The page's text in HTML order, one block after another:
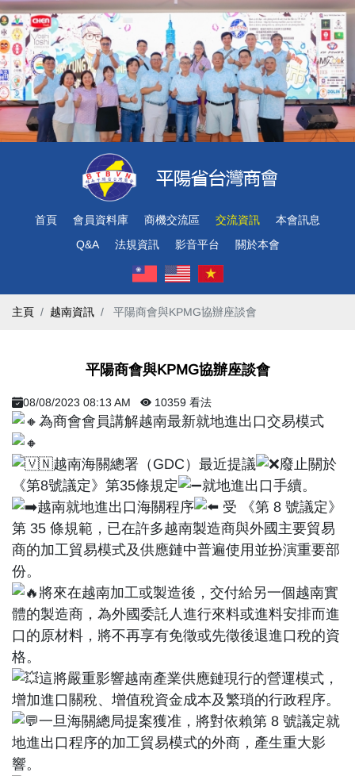
首頁 會員資料庫 商機交流區 交流資訊
本會訊息
Q&A
法規資訊 影音平台 關於本會
主頁 越南資訊 ​ 平陽商會與KPMG協辦座談會 ​
​ 平陽商會與KPMG協辦座談會 ​
08/08/2023 08:13 AM 10359 看法
為商會會員講解越南最新就地進出口交易模式
越南海關總署（GDC）最近提議
廢止關於
《第8號議定》第35條規定
就地進出口手續。
越南就地進出口海關程序
受 《第 8 號議定》
第 35 條規範，已在許多越南製造商與外國主要貿易
商的加工貿易模式及供應鏈中普遍使用並扮演重要部
份。
將來在越南加工或製造後，交付給另一個越南實
體的製造商，為外國委託人進行來料或進料安排而進
口的原材料，將不再享有免徵或先徵後退進口稅的資
格。
這將嚴重影響越南產業供應鏈現行的營運模式，
增加進口關稅、增值稅資金成本及繁瑣的行政程序。
一旦海關總局提案獲准，將對依賴第 8 號議定就
地進出口程序的加工貿易模式的外商，產生重大影
響。